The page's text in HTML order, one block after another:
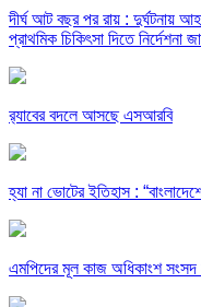
দীর্ঘ আট বছর পর রায় : দুর্ঘটনায়
প্রাথমিক চিকিৎসা দিতে নির্দেশনা
র‍্যাবের বদলে আসছে এসআরবি
হ্যা না ভোটের ইতিহাস :
এমপিদের মূল কাজ অধিকাংশ